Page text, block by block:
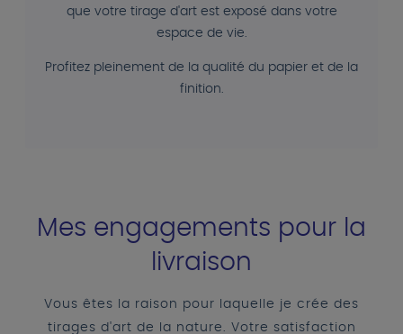
que votre tirage d'art est exposé dans votre
espace de vie.
Profitez pleinement de la qualité du papier et de la
finition.
Mes engagements pour la
livraison
Vous êtes la raison pour laquelle je crée des
tirages d'art de la nature. Votre satisfaction